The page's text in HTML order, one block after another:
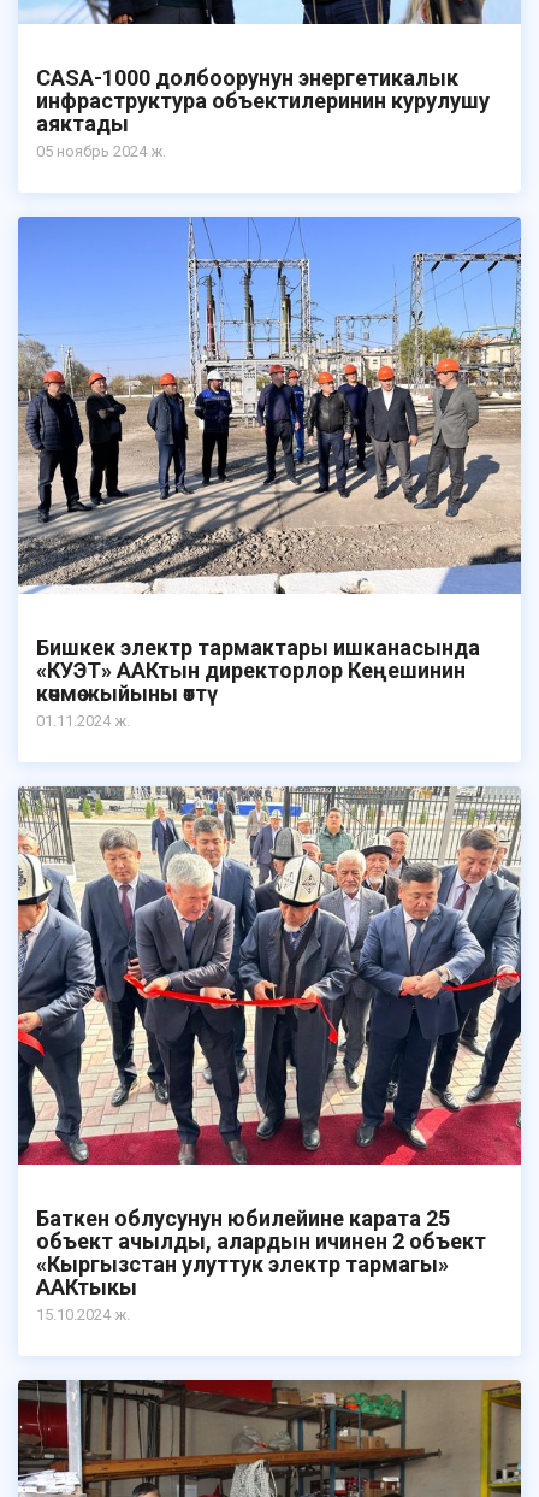
CASA-1000 долбоорунун энергетикалык
инфраструктура объектилеринин курулушу
аяктады
05 ноябрь 2024 ж.
Бишкек электр тармактары ишканасында
«КУЭТ» ААКтын директорлор Кеңешинин
көчмө жыйыны өттү
01.11.2024 ж.
Баткен облусунун юбилейине карата 25
объект ачылды, алардын ичинен 2 объект
«Кыргызстан улуттук электр тармагы»
ААКтыкы
15.10.2024 ж.